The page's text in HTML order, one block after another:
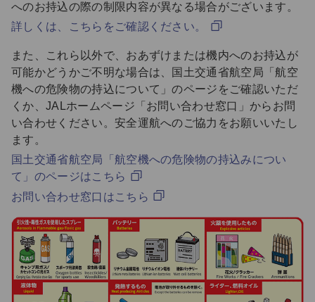
へのお持込の際の制限内容が異なる場合がございます。
詳しくは、こちらをご確認ください。
また、これら以外で、おあずけまたは機内へのお持込が
可能かどうかご不明な場合は、国土交通省航空局「航空
機への危険物の持込について」のページをご確認いただ
くか、JALホームページ「お問い合わせ窓口」からお問
い合わせください。安全運航へのご協力をお願いいたし
ます。
国土交通省航空局「航空機への危険物の持込みについ
て」のページはこちら
お問い合わせ窓口はこちら